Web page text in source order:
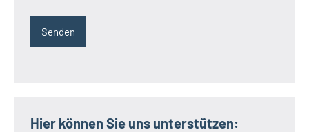
Hier können Sie uns unterstützen: